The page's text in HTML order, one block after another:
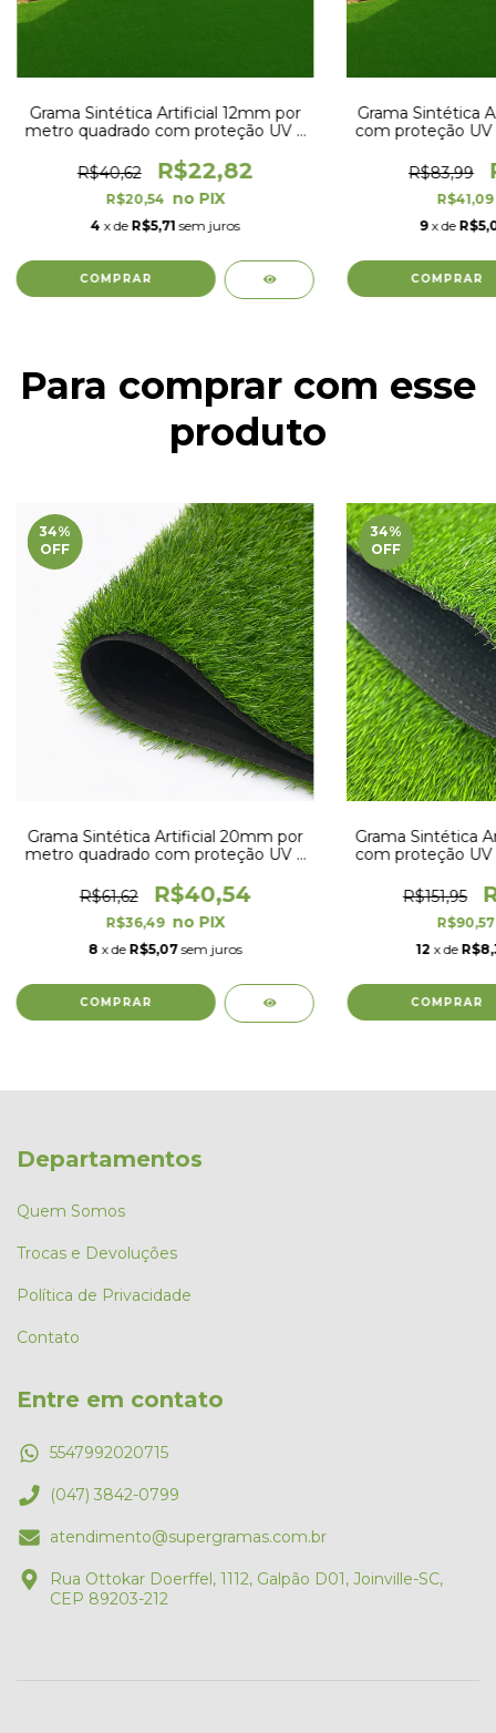
Grama Sintética Artificial 12mm por
metro quadrado com proteção UV e
R$40,62
R$22,82
R$20,54
4 x de R$5,71 sem juros
Grama Sintética
com proteção
R$83,99
R$41,09
9 x de
Para comprar com esse
produto
34%
OFF
Grama Sintética Artificial 20mm por
metro quadrado com proteção UV e
R$61,62
R$40,54
R$36,49
8 x de R$5,07 sem juros
34%
OFF
Grama Sintética
com proteção
R$151,95
12 x de
Departamentos
Quem Somos
Trocas e Devoluções
Política de Privacidade
Contato
Entre em contato
5547992020715
(047) 3842-0799
atendimento@supergramas.com.br
Rua Ottokar Doerffel, 1112, Galpão D01, Joinville-SC,
CEP 89203-212